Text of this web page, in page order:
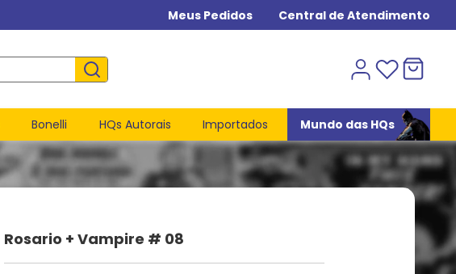
Meus Pedidos Central de Atendimento
Bonelli HQs Autorais Importados Mundo das HQs
Rosario + Vampire # 08